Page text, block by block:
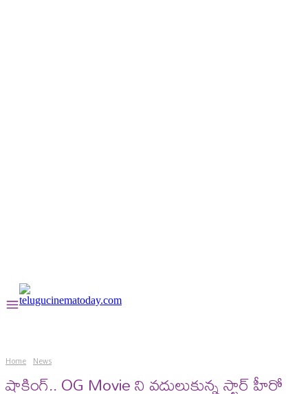
Home News
షాకింగ్.. OG Movie ని వదులుకున్న స్టార్ హీరో